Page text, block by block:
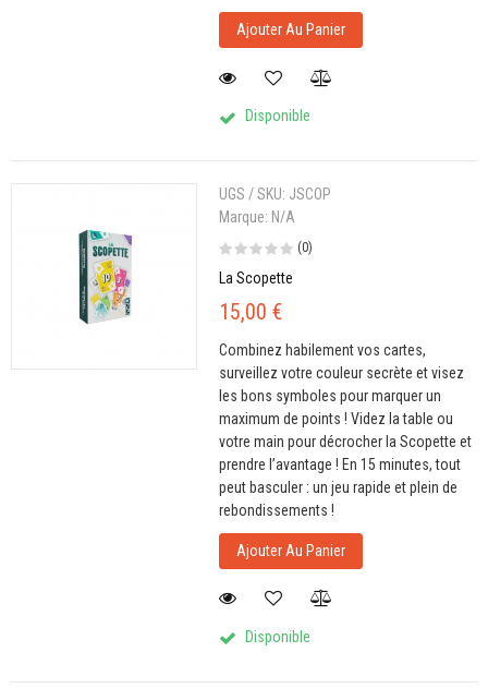
Ajouter Au Panier
Disponible
UGS / SKU: JSCOP
Marque: N/A
(0)
La Scopette
15,00 €
Combinez habilement vos cartes,
surveillez votre couleur secrète et visez
les bons symboles pour marquer un
maximum de points ! Videz la table ou
votre main pour décrocher la Scopette et
prendre l’avantage ! En 15 minutes, tout
peut basculer : un jeu rapide et plein de
rebondissements !
Ajouter Au Panier
Disponible